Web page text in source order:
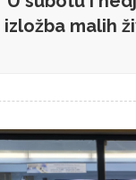
izložba malih